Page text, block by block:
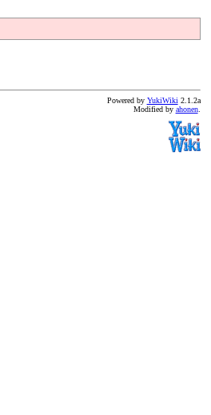
Powered by YukiWiki 2.1.2a
Modified by ahonen.